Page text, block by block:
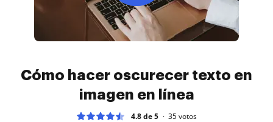
Cómo hacer oscurecer texto en
imagen en línea
4.8 de 5 35votos